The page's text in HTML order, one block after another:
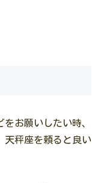
お願いしたい時、
天秤座を頼ると良い